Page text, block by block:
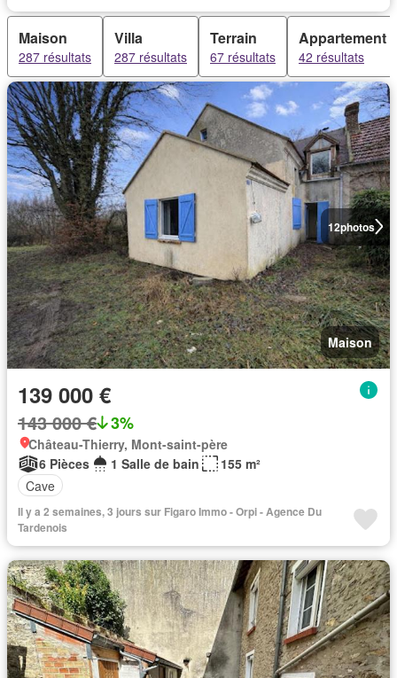
Maison
287 résultats
Villa
287 résultats
Terrain
67 résultats
Appartement
42 résultats
12photos
Maison
139 000 €
143 000 € 3%
Château-Thierry, Mont-saint-père
6 Pièces
1 Salle de bain
155 m²
Cave
Il y a 2 semaines, 3 jours sur Figaro Immo - Orpi - Agence Du
Tardenois